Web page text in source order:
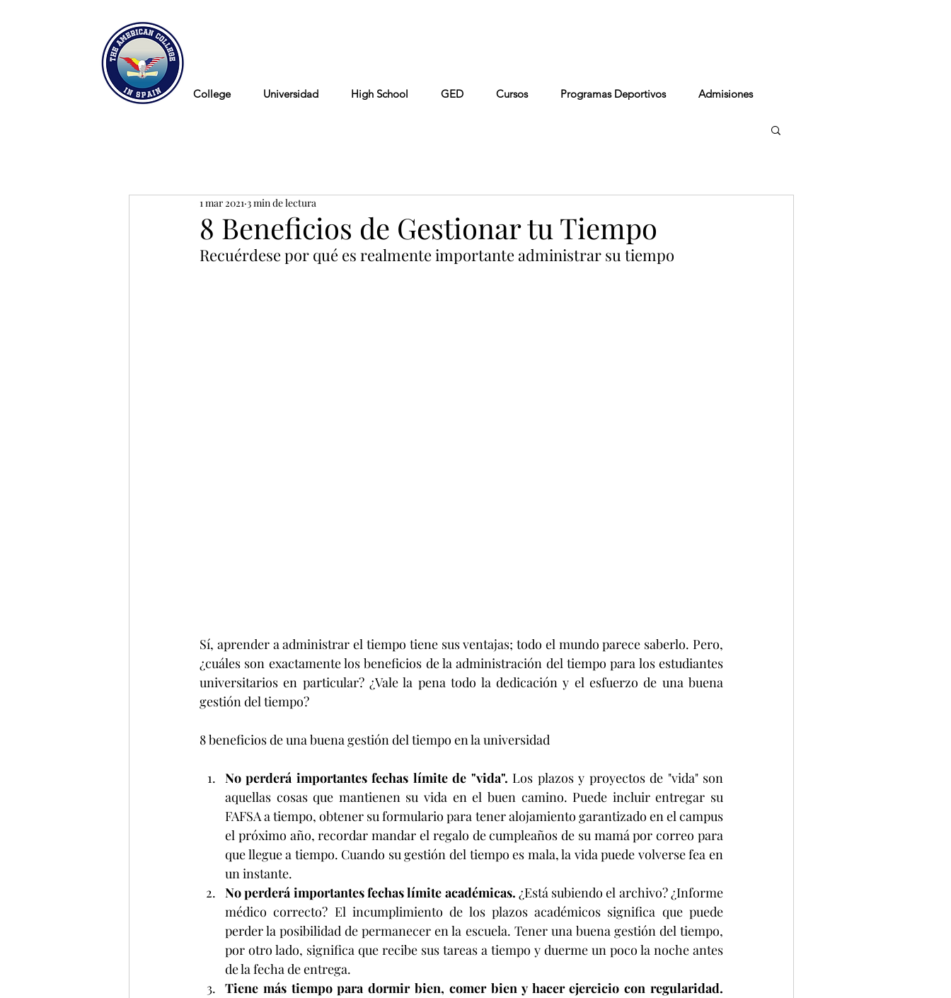
College Universidad High School GED Cursos Programas Deportivos Admisiones
8 Beneficios de Gestionar tu Tiempo
1 mar 2021 3 min de lectura
Recuérdese por qué es realmente importante administrar su tiempo
Sí, aprender a administrar el tiempo tiene sus ventajas; todo el mundo parece saberlo. Pero,
¿cuáles son exactamente los beneficios de la administración del tiempo para los estudiantes
universitarios en particular? ¿Vale la pena todo la dedicación y el esfuerzo de una buena
gestión del tiempo?
8 beneficios de una buena gestión del tiempo en la universidad
No perderá importantes fechas límite de "vida". Los plazos y proyectos de "vida" son
aquellas cosas que mantienen su vida en el buen camino. Puede incluir entregar su
FAFSA a tiempo, obtener su formulario para tener alojamiento garantizado en el campus
el próximo año, recordar mandar el regalo de cumpleaños de su mamá por correo para
que llegue a tiempo. Cuando su gestión del tiempo es mala, la vida puede volverse fea en
un instante.
No perderá importantes fechas límite académicas. ¿Está subiendo el archivo? ¿Informe
médico correcto? El incumplimiento de los plazos académicos significa que puede
perder la posibilidad de permanecer en la escuela. Tener una buena gestión del tiempo,
por otro lado, significa que recibe sus tareas a tiempo y duerme un poco la noche antes
de la fecha de entrega.